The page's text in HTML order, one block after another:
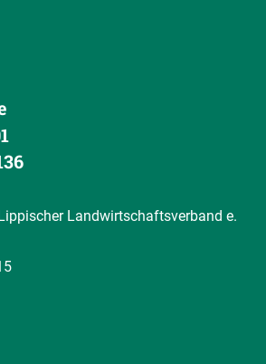
Landwirtschaftsverband e.